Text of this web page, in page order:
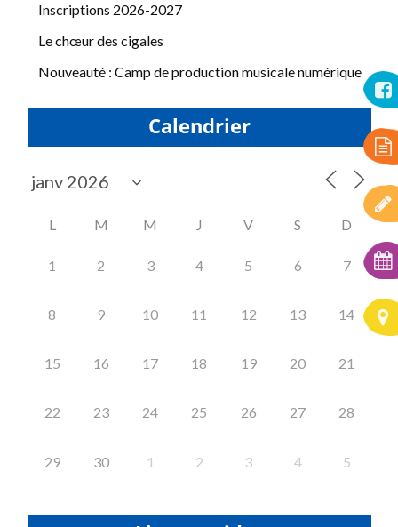
Inscriptions 2026-2027
Le chœur des cigales
Nouveauté : Camp de production musicale numérique
Calendrier
L M M J V S D
1 2 3 4 5 6 7
8 9 10 11 12 13 14
15 16 17 18 19 20 21
22 23 24 25 26 27 28
29 30 1 2 3 4 5